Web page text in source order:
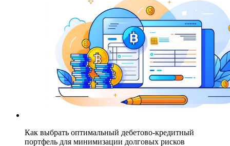
Как выбрать оптимальный дебетово-кредитный
портфель для минимизации долговых рисков